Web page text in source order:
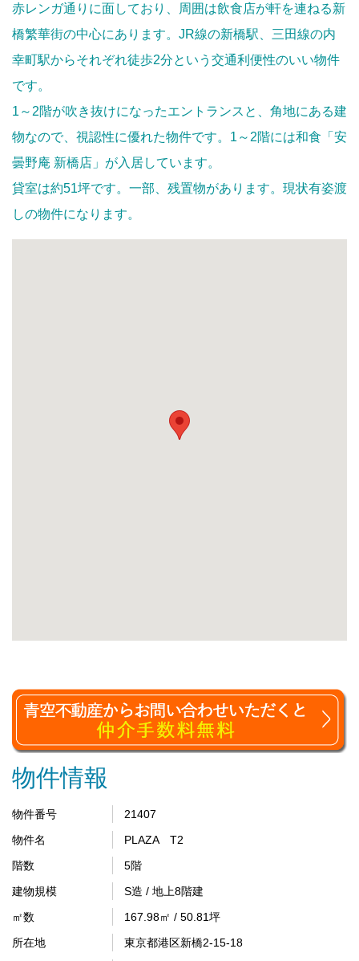
赤レンガ通りに面しており、周囲は飲食店が軒を連ねる新
橋繁華街の中心にあります。JR線の新橋駅、三田線の内
幸町駅からそれぞれ徒歩2分という交通利便性のいい物件
です。
1～2階が吹き抜けになったエントランスと、角地にある建
物なので、視認性に優れた物件です。1～2階には和食「安
曇野庵 新橋店」が入居しています。
貸室は約51坪です。一部、残置物があります。現状有姿渡
しの物件になります。
物件情報
物件番号
21407
物件名
PLAZA T2
階数
5階
建物規模
S造 / 地上8階建
㎡数
167.98㎡ / 50.81坪
所在地
東京都港区新橋2-15-18